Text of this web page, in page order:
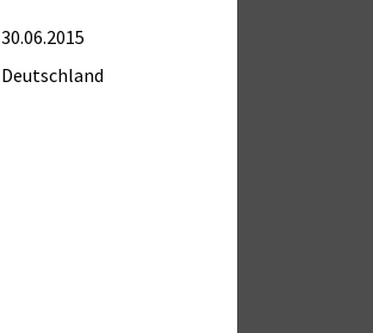
30.06.2015
Deutschland